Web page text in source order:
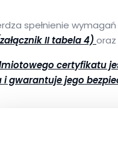
spełnienie
II tabela 4) oraz
certyfikatu
gwarantuje jego